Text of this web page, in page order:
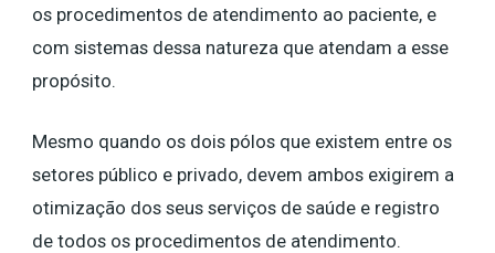
os procedimentos de atendimento ao paciente, e
com sistemas dessa natureza que atendam a esse
propósito.
Mesmo quando os dois pólos que existem entre os
setores público e privado, devem ambos exigirem a
otimização dos seus serviços de saúde e registro
de todos os procedimentos de atendimento.